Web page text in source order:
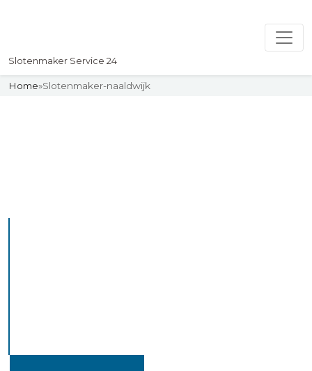
Slotenmaker Service 24
Home»Slotenmaker-naaldwijk